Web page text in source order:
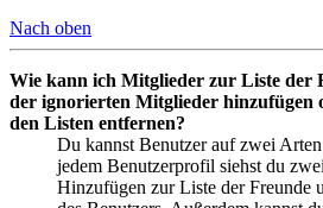
Nach oben
Wie kann ich Mitglieder zur Liste der
der ignorierten Mitglieder hinzufügen
den Listen entfernen?
Du kannst Benutzer auf zwei
jedem Benutzerprofil siehst du
Hinzufügen zur Liste der Freunde